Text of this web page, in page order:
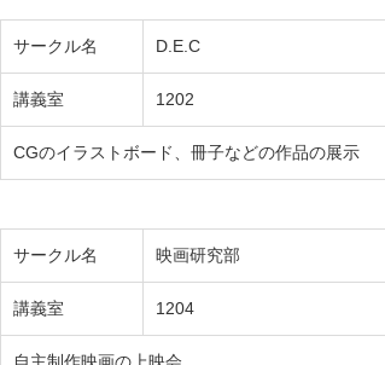
サークル名 D.E.C
講義室 1202
CGのイラストボード、冊子などの作品の展示
サークル名 映画研究部
講義室 1204